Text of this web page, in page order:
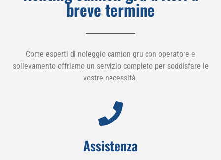
breve termine
Come esperti di noleggio camion gru con operatore e
sollevamento offriamo un servizio completo per soddisfare le
vostre necessità.
Assistenza